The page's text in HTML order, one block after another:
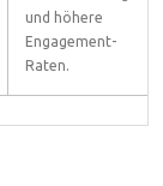
und höhere
Engagement-
Raten.